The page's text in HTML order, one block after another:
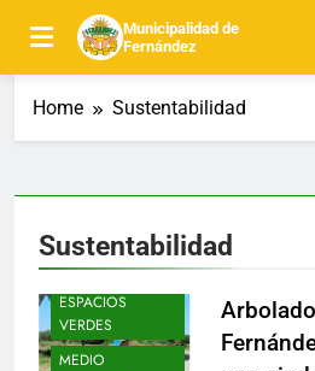
content
Municipalidad de
Fernández
Home Sustentabilidad
Sustentabilidad
ESPACIOS
VERDES
MEDIO